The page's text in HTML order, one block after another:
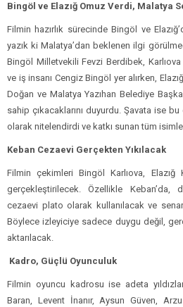
Bingöl ve Elazığ Omuz Verdi, Malatya
Filmin hazırlık sürecinde Bingöl ve
yazık ki Malatya’dan beklenen ilgi
Bingöl Milletvekili Fevzi Berdibek,
ve iş insanı Cengiz Bingöl yer alırken,
Doğan ve Malatya Yazıhan Belediye
sahip çıkacaklarını duyurdu. Şavata ise
olarak nitelendirdi ve katkı sunan tüm
Keban Cezaevi Gerçekten Yıkılacak
Filmin çekimleri Bingöl Karlıova, Elazığ
gerçekleştirilecek. Özellikle
cezaevi plato olarak kullanılacak ve
Böylece izleyiciye sadece duygu değil,
aktarılacak.
Kadro, Güçlü Oyunculuk
Filmin oyuncu kadrosu ise adeta
Baran, Levent İnanır, Aysun Güven,